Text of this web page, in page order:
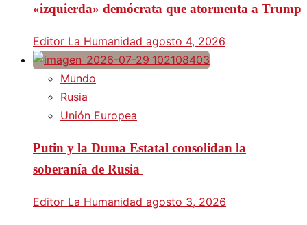
«izquierda» demócrata que atormenta a Trump
Editor La Humanidad agosto 4, 2026
Mundo
Rusia
Unión Europea
Putin y la Duma Estatal consolidan la
soberanía de Rusia
Editor La Humanidad agosto 3, 2026